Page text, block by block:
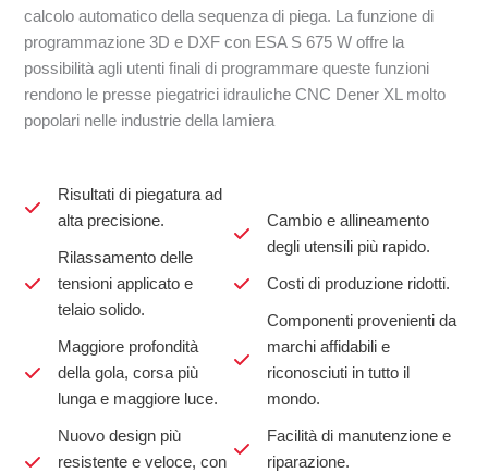
calcolo automatico della sequenza di piega. La funzione di
programmazione 3D e DXF con ESA S 675 W offre la
possibilità agli utenti finali di programmare queste funzioni
rendono le presse piegatrici idrauliche CNC Dener XL molto
popolari nelle industrie della lamiera
Risultati di piegatura ad
alta precisione.
Rilassamento delle
tensioni applicato e
telaio solido.
Maggiore profondità
della gola, corsa più
lunga e maggiore luce.
Nuovo design più
resistente e veloce, con
Cambio e allineamento
degli utensili più rapido.
Costi di produzione ridotti.
Componenti provenienti da
marchi affidabili e
riconosciuti in tutto il
mondo.
Facilità di manutenzione e
riparazione.